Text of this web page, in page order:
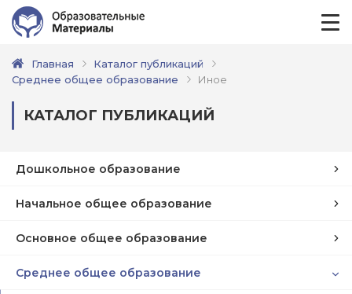
Главная
Каталог публикаций
Среднее общее образование
Иное
КАТАЛОГ ПУБЛИКАЦИЙ
Дошкольное образование
Начальное общее образование
Основное общее образование
Среднее общее образование